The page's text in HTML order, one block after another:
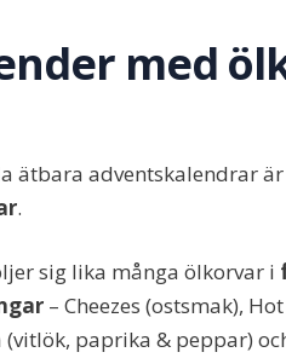
med
ätbara adventskalendrar
.
sig lika många ölkorvar i
– Cheezes (ostsmak),
paprika & peppar)